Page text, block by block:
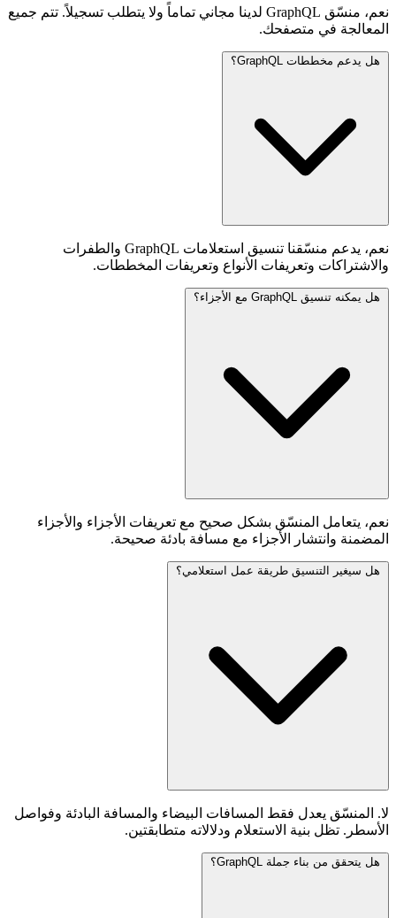
نعم، منسّق GraphQL لدينا مجاني تماماً ولا يتطلب تسجيلاً. تتم جميع
المعالجة في متصفحك.
هل يدعم مخططات GraphQL؟
نعم، يدعم منسّقنا تنسيق استعلامات GraphQL والطفرات
والاشتراكات وتعريفات الأنواع وتعريفات المخططات.
هل يمكنه تنسيق GraphQL مع الأجزاء؟
نعم، يتعامل المنسّق بشكل صحيح مع تعريفات الأجزاء والأجزاء
المضمنة وانتشار الأجزاء مع مسافة بادئة صحيحة.
هل سيغير التنسيق طريقة عمل استعلامي؟
لا. المنسّق يعدل فقط المسافات البيضاء والمسافة البادئة وفواصل
الأسطر. تظل بنية الاستعلام ودلالاته متطابقتين.
هل يتحقق من بناء جملة GraphQL؟